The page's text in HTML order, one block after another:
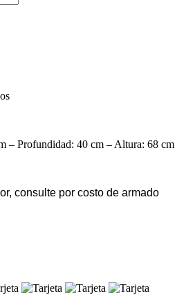
– Profundidad: 40 cm – Altura: 68 cm
consulte por costo de armado